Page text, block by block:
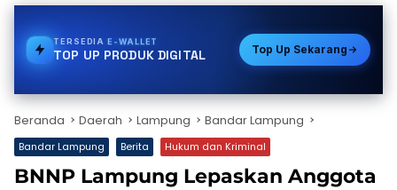
TERSEDIAVOUCHER GAME
TOP UP PRODUK DIGITAL Top Up Sekarang
Beranda Daerah Lampung Bandar Lampung
Bandar Lampung Berita Hukum dan Kriminal
BNNP Lampung Lepaskan Anggota